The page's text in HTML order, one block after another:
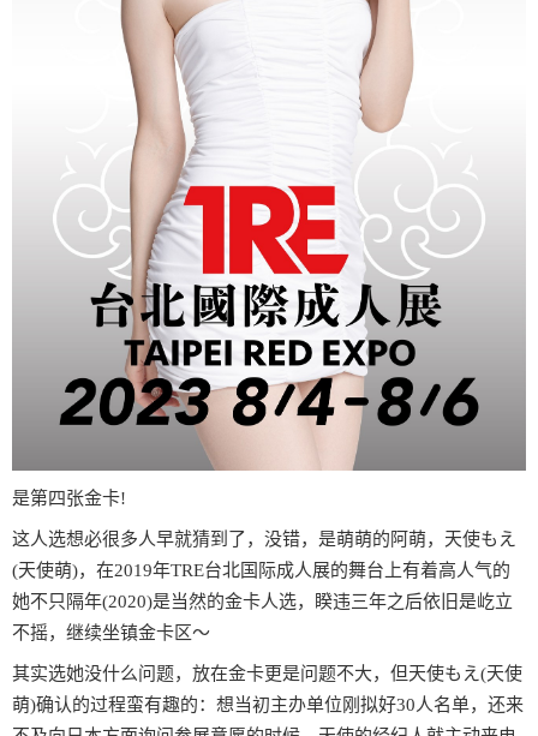
是第四张金卡!
这人选想必很多人早就猜到了，没错，是萌萌的阿萌，天使もえ
(天使萌)，在2019年TRE台北国际成人展的舞台上有着高人气的
她不只隔年(2020)是当然的金卡人选，睽违三年之后依旧是屹立
不摇，继续坐镇金卡区〜
其实选她没什么问题，放在金卡更是问题不大，但天使もえ(天使
萌)确认的过程蛮有趣的：想当初主办单位刚拟好30人名单，还来